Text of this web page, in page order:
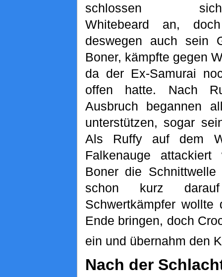
schlossen sich
Whitebeard an,
deswegen auch sein
Boner, kämpfte gegen
da der Ex-Samurai
offen hatte. Nach
Ausbruch begannen
unterstützen, sogar
Als Ruffy auf dem
Falkenauge
Boner die
schon kurz
Schwertkämpfer
Ende bringen, doch
ein und übernahm den
Nach der